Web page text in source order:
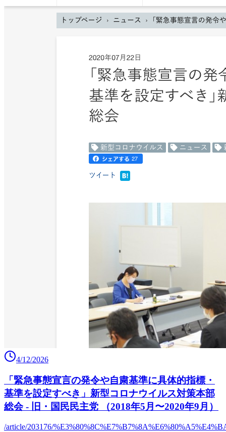
4/12/2026
「緊急事態宣言の発令や自粛基準に具体的指標・
基準を設定すべき」新型コロナウイルス対策本部
総会 - 旧・国民民主党 （2018年5月〜2020年9月）
/article/203176/